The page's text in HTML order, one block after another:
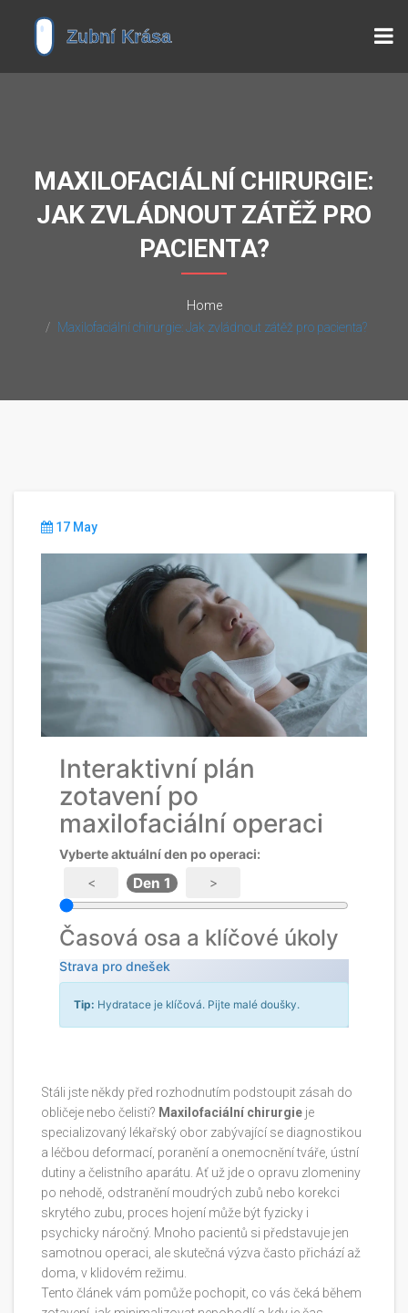
MAXILOFACIÁLNÍ CHIRURGIE:
JAK ZVLÁDNOUT ZÁTĚŽ PRO
PACIENTA?
Home
Maxilofaciální chirurgie: Jak zvládnout zátěž pro pacienta?
17 May
Interaktivní plán
zotavení po
maxilofaciální operaci
Vyberte aktuální den po operaci:
<
Den 1 >
Časová osa a klíčové úkoly
Strava pro dnešek
Tip: Hydratace je klíčová. Pijte malé doušky.
Stáli jste někdy před rozhodnutím podstoupit zásah do
obličeje nebo čelisti? Maxilofaciální chirurgie je
specializovaný lékařský obor zabývající se diagnostikou
a léčbou deformací, poranění a onemocnění tváře, ústní
dutiny a čelistního aparátu. Ať už jde o opravu zlomeniny
po nehodě, odstranění moudrých zubů nebo korekci
skrytého zubu, proces hojení může být fyzicky i
psychicky náročný. Mnoho pacientů si představuje jen
samotnou operaci, ale skutečná výzva často přichází až
doma, v klidovém režimu.
Tento článek vám pomůže pochopit, co vás čeká během